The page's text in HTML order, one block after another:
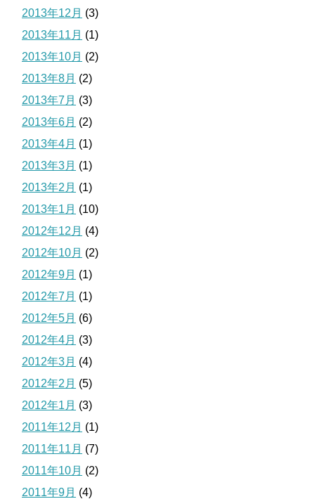
2013年12月 (3)
2013年11月 (1)
2013年10月 (2)
2013年8月 (2)
2013年7月 (3)
2013年6月 (2)
2013年4月 (1)
2013年3月 (1)
2013年2月 (1)
2013年1月 (10)
2012年12月 (4)
2012年10月 (2)
2012年9月 (1)
2012年7月 (1)
2012年5月 (6)
2012年4月 (3)
2012年3月 (4)
2012年2月 (5)
2012年1月 (3)
2011年12月 (1)
2011年11月 (7)
2011年10月 (2)
2011年9月 (4)